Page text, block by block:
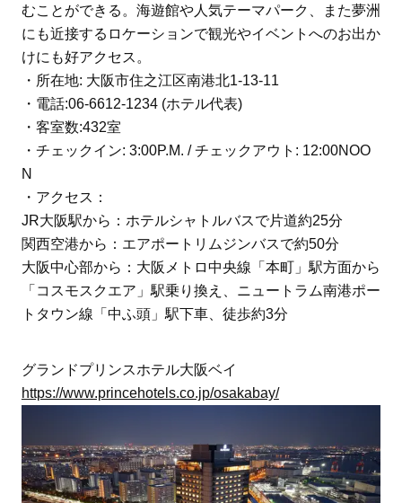
むことができる。海遊館や人気テーマパーク、また夢洲
にも近接するロケーションで観光やイベントへのお出か
けにも好アクセス。
・所在地: 大阪市住之江区南港北1-13-11
・電話:06-6612-1234 (ホテル代表)
・客室数:432室
・チェックイン: 3:00P.M. / チェックアウト: 12:00NOO
N
・アクセス：
JR大阪駅から：ホテルシャトルバスで片道約25分
関西空港から：エアポートリムジンバスで約50分
大阪中心部から：大阪メトロ中央線「本町」駅方面から
「コスモスクエア」駅乗り換え、ニュートラム南港ポー
トタウン線「中ふ頭」駅下車、徒歩約3分
グランドプリンスホテル大阪ベイ
https://www.princehotels.co.jp/osakabay/